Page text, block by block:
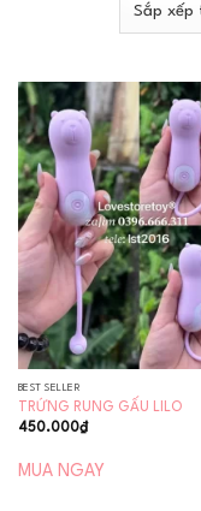
BEST SELLER
TRỨNG RUNG GẤU LILO
450.000₫
MUA NGAY